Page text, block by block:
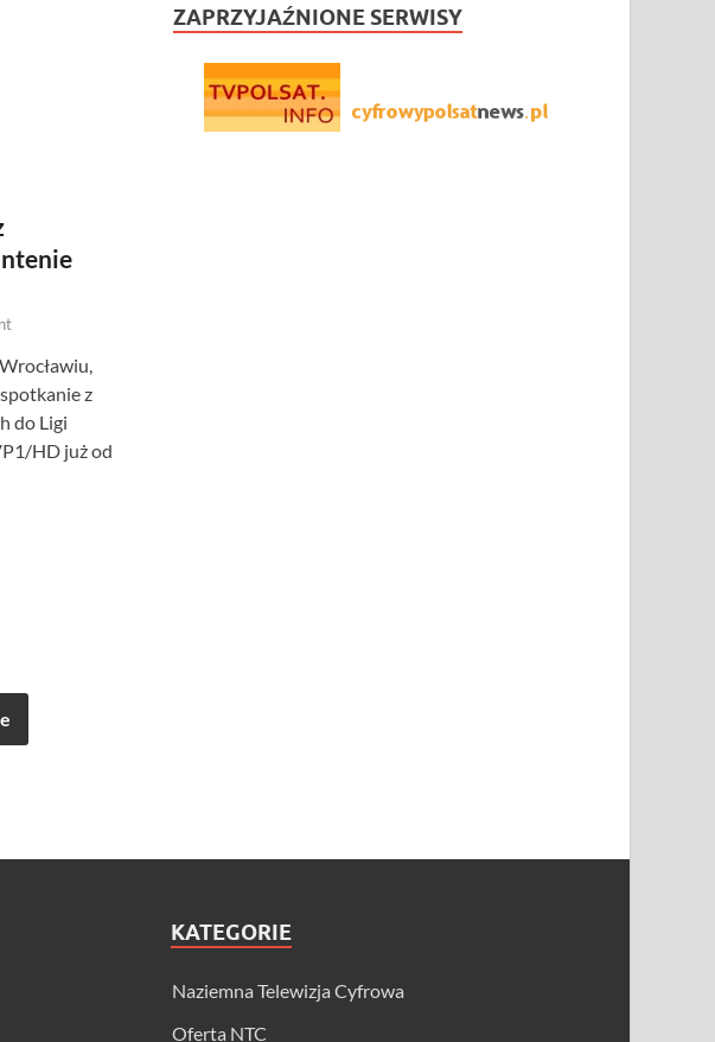
z
do Ligi
HD już od
ZAPRZYJAŹNIONE SERWISY
KATEGORIE
Naziemna Telewizja Cyfrowa
Oferta NTC